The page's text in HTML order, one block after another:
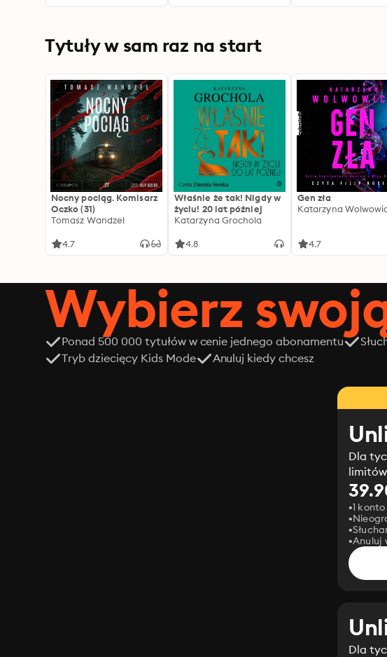
Tytuły w sam raz na start
Nocny pociąg. Komisarz
Oczko (31)
Tomasz Wandzel
4.7
Właśnie że tak! Nigdy w
życiu! 20 lat później
Katarzyna Grochola
4.8
Gen zła
Katarzyna
4.7
Wybierz
Ponad 500 000 tytułów w cenie jednego abonamentu
Tryb dziecięcy Kids Mode
Anuluj kiedy chcesz
Dla
1 konto
Anuluj
Dla